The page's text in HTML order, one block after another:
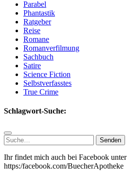
Parabel
Phantastik
Ratgeber
Reise
Romane
Romanverfilmung
Sachbuch
Satire
Science Fiction
Selbstverfasstes
True Crime
Schlagwort-Suche:
Suchen
nach:
Ihr findet mich auch bei Facebook unter
https:/facebook.com/BuecherApotheke